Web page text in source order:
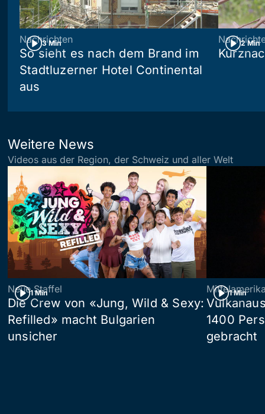
3 Min
Nachrichten
So sieht es nach dem Brand im
Stadtluzerner Hotel Continental
aus
2 Min
Weitere News
Videos aus der Region, der Schweiz und aller Welt
1 Min
Neue Staffel
Die Crew von «Jung, Wild & Sexy:
Refilled» macht Bulgarien
unsicher
1 Min
1400
gebracht